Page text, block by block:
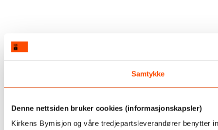
Samtykke
Denne nettsiden bruker cookies (informasjonskapsler)
Kirkens Bymisjon og våre tredjepartsleverandører benytter